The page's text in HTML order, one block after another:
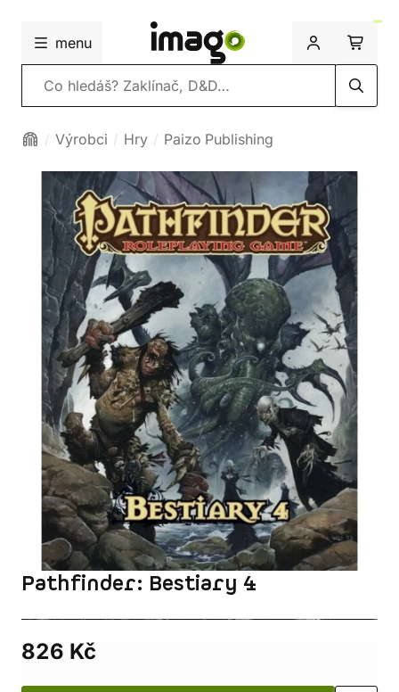
menu
Vyhledávání
Výrobci Hry Paizo Publishing
Pathfinder: Bestiary 4
826 Kč